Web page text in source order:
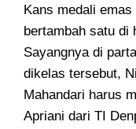
Kans medali
bertambah satu di
Sayangnya di
dikelas tersebut,
Mahandari harus
Apriani dari TI